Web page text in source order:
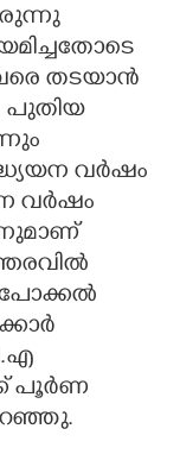
തടയാൻ
പുതിയ
വർഷം
വർഷം
പൂർണ